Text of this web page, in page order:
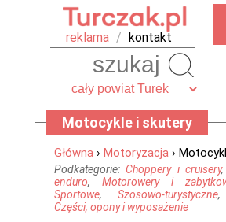
reklama / kontakt
Motocykle i skutery
Główna › Motoryzacja ›
Podkategorie: Choppery i cruisery,
enduro, Motorowery i
Sportowe, Szosowo-turystyczne
Części, opony i wyposażenie